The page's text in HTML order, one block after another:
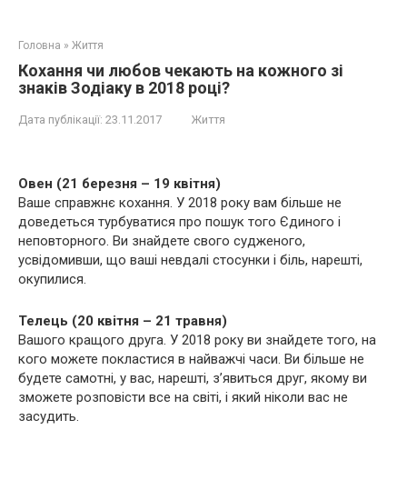
Головна » Життя
Кохання чи любов чекають на кожного зі
знаків Зодіаку в 2018 році?
Дата публікації: 23.11.2017 Життя
Овен (21 березня – 19 квітня)
Ваше справжнє кохання. У 2018 року вам більше не
доведеться турбуватися про пошук того Єдиного і
неповторного. Ви знайдете свого судженого,
усвідомивши, що ваші невдалі стосунки і біль, нарешті,
окупилися.
Телець (20 квітня – 21 травня)
Вашого кращого друга. У 2018 року ви знайдете того, на
кого можете покластися в найважчі часи. Ви більше не
будете самотні, у вас, нарешті, з’явиться друг, якому ви
зможете розповісти все на світі, і який ніколи вас не
засудить.